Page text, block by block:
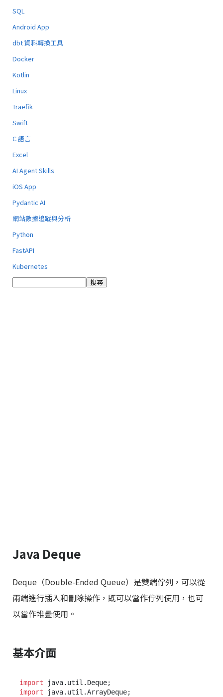
SQL
Android App
dbt 資料轉換工具
Docker
Kotlin
Linux
Traefik
Swift
C 語言
Excel
AI Agent Skills
iOS App
Pydantic AI
網站數據追蹤與分析
Python
FastAPI
Kubernetes
Java Deque
Deque（Double-Ended Queue）是雙端佇列，可以從
兩端進行插入和刪除操作，既可以當作佇列使用，也可
以當作堆疊使用。
基本介面
import
import